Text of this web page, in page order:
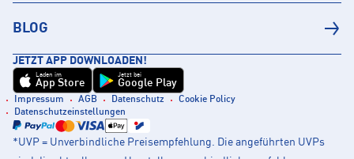
BLOG
JETZT APP DOWNLOADEN!
Laden im
App Store
Jetzt bei
Google Play
Impressum AGB Datenschutz
Cookie Policy
Datenschutzeinstellungen
*UVP = Unverbindliche Preisempfehlung. Die angeführten UVPs